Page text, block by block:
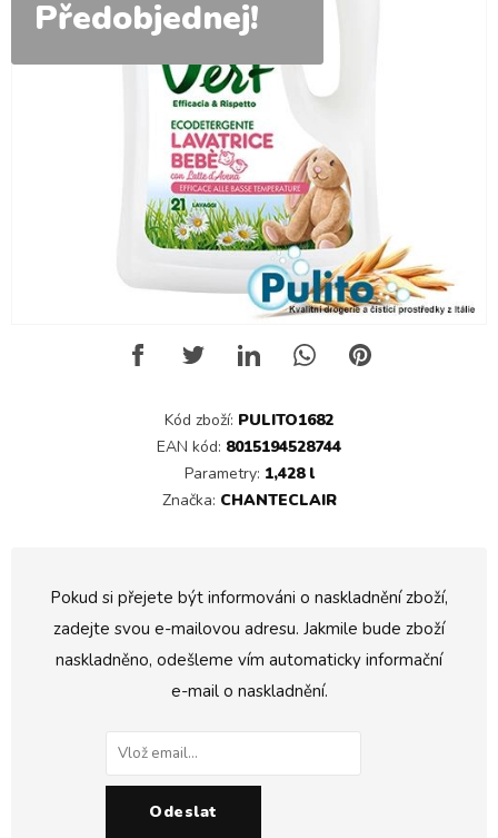
Předobjednej!
Kód zboží: PULITO1682
EAN kód: 8015194528744
Parametry: 1,428 l
Značka: CHANTECLAIR
Pokud si přejete být informováni o naskladnění zboží,
zadejte svou e-mailovou adresu. Jakmile bude zboží
naskladněno, odešleme vím automaticky informační
e-mail o naskladnění.
Odeslat